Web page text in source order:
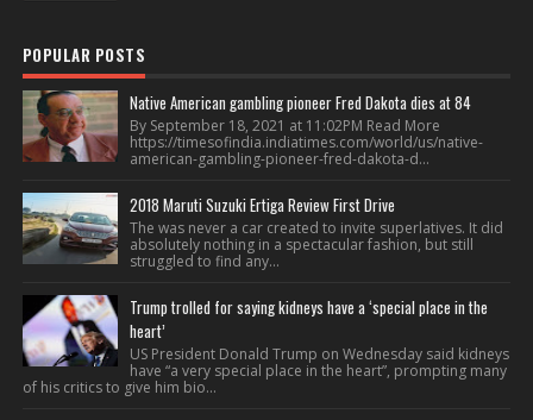
POPULAR POSTS
Native American gambling pioneer Fred Dakota dies at 84
By September 18, 2021 at 11:02PM Read More
https://timesofindia.indiatimes.com/world/us/native-
american-gambling-pioneer-fred-dakota-d...
2018 Maruti Suzuki Ertiga Review First Drive
The was never a car created to invite superlatives. It did
absolutely nothing in a spectacular fashion, but still
struggled to find any...
Trump trolled for saying kidneys have a ‘special place in the
heart’
US President Donald Trump on Wednesday said kidneys
have “a very special place in the heart”, prompting many
of his critics to give him bio...